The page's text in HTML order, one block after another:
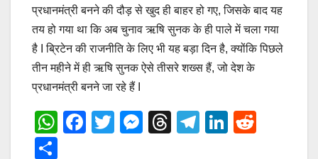
प्रधानमंत्री बनने की दौड़ से खुद ही बाहर हो गए, जिसके बाद यह
तय हो गया था कि अब चुनाव ऋषि सुनक के ही पाले में चला गया
है I ब्रिटेन की राजनीति के लिए भी यह बड़ा दिन है, क्योंकि पिछले
तीन महीने में ही ऋषि सुनक ऐसे तीसरे शख्स हैं, जो देश के
प्रधानमंत्री बनने जा रहे हैं I
W
F
T
M
T
T
Li